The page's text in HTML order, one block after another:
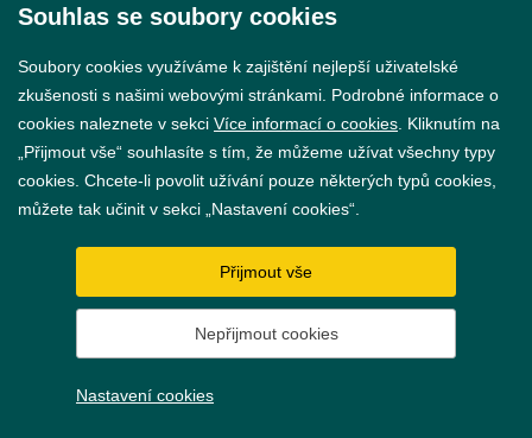
GDPR
Nastavení cookies
Vytvořil webProgress
Souhlas se soubory cookies
Soubory cookies využíváme k zajištění nejlepší uživatelské
zkušenosti s našimi webovými stránkami. Podrobné informace o
cookies naleznete v sekci Více informací o cookies . Kliknutím na
„Přijmout vše“ souhlasíte s tím, že můžeme užívat všechny typy
cookies. Chcete-li povolit užívání pouze některých typů cookies,
můžete tak učinit v sekci „Nastavení cookies“.
Přijmout vše
Nepřijmout cookies
Nastavení cookies